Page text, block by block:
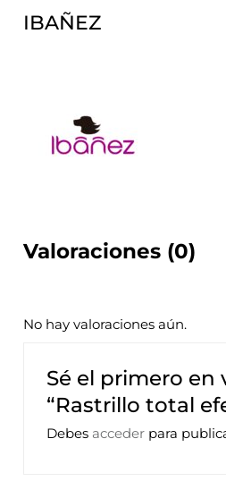
IBAÑEZ
Valoraciones (0)
No hay valoraciones aún.
Sé el primero en
“Rastrillo total
Debes acceder para